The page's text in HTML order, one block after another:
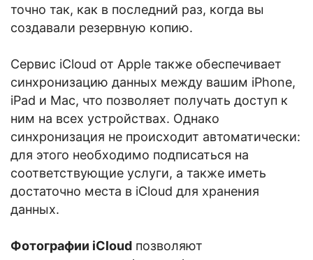
точно так, как в последний раз, когда вы
создавали резервную копию.
Сервис iCloud от Apple также обеспечивает
синхронизацию данных между вашим iPhone,
iPad и Mac, что позволяет получать доступ к
ним на всех устройствах. Однако
синхронизация не происходит автоматически:
для этого необходимо подписаться на
соответствующие услуги, а также иметь
достаточно места в iCloud для хранения
данных.
Фотографии iCloud позволяют